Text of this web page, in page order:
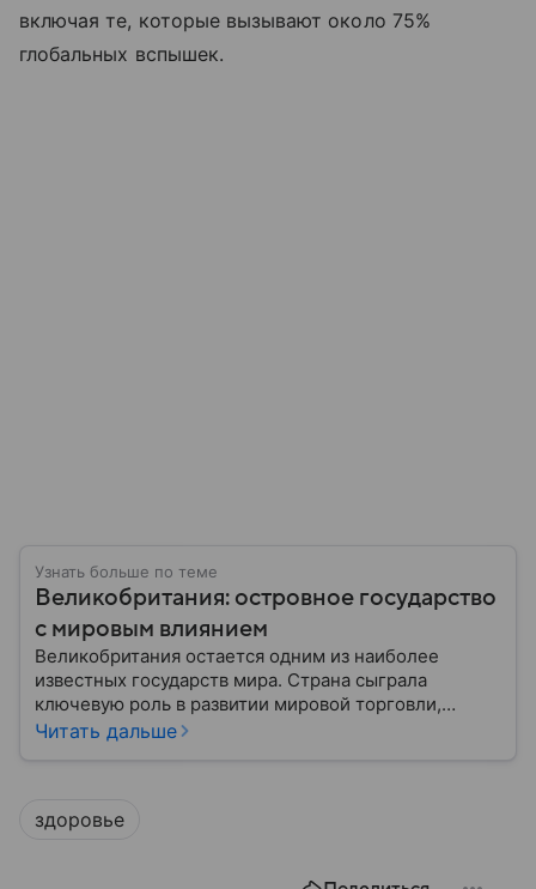
включая те, которые вызывают около 75%
глобальных вспышек.
Узнать больше по теме
Великобритания: островное государство
с мировым влиянием
Великобритания остается одним из наиболее
известных государств мира. Страна сыграла
ключевую роль в развитии мировой торговли,
промышленности, науки и международных
Читать дальше
здоровье